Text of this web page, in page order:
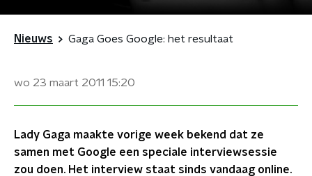
Nieuws Gaga Goes Google: het resultaat
wo 23 maart 2011 15:20
Lady Gaga maakte vorige week bekend dat ze
samen met Google een speciale interviewsessie
zou doen. Het interview staat sinds vandaag online.